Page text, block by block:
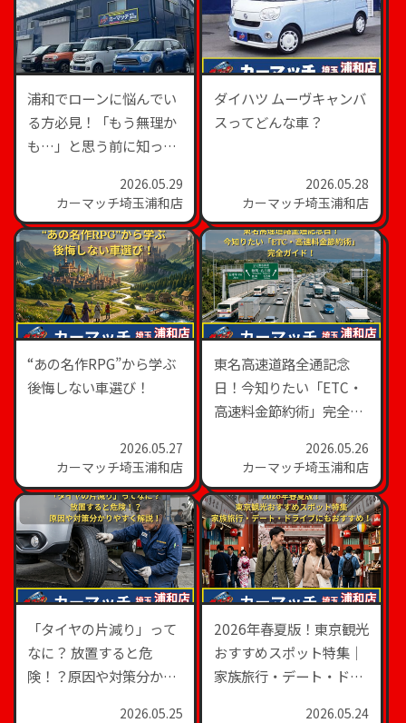
浦和でローンに悩んでい
る方必見！「もう無理か
も…」と思う前に知って
2026.05.29
カーマッチ埼玉浦和店
ダイハツ ムーヴキャンバ
スってどんな車？
2026.05.28
カーマッチ埼玉浦和店
“あの名作RPG”から学ぶ
後悔しない車選び！
2026.05.27
カーマッチ埼玉浦和店
東名高速道路全通記念
日！今知りたい「ETC・
高速料金節約術」完全ガ
2026.05.26
カーマッチ埼玉浦和店
「タイヤの片減り」って
なに？ 放置すると危
険！？原因や対策分かり
2026.05.25
2026年春夏版！東京観光
おすすめスポット特集｜
家族旅行・デート・ドラ
2026.05.24